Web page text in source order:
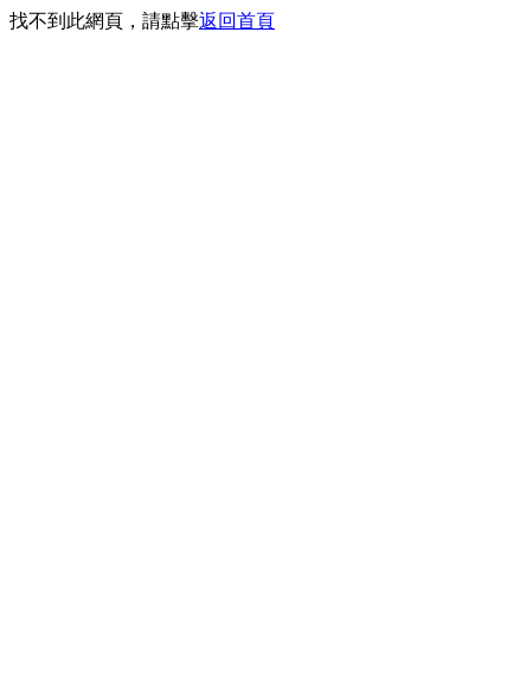
找不到此網頁，請點擊返回首頁